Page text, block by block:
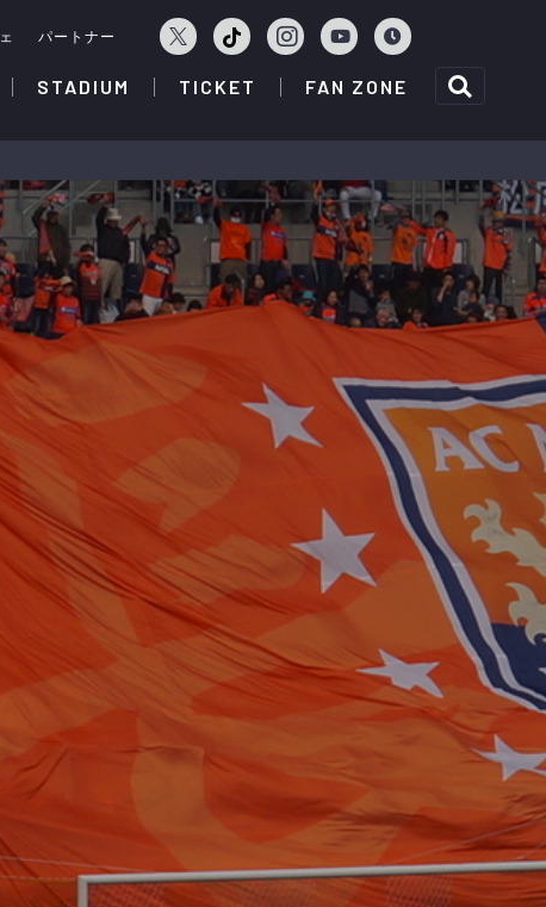
パートナー
STADIUM TICKET FAN ZONE